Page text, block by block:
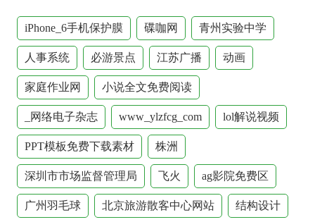
iPhone_6手机保护膜 碟咖网 青州实验中学
人事系统 必游景点 江苏广播 动画
家庭作业网 小说全文免费阅读
_网络电子杂志 www_ylzfcg_com lol解说视频
PPT模板免费下载素材 株洲
深圳市市场监督管理局 飞火 ag影院免费区
广州羽毛球 北京旅游散客中心网站 结构设计